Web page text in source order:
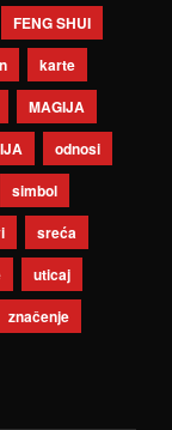
FENG SHUI
karte
MAGIJA
odnosi
simbol
sreća
uticaj
značenje